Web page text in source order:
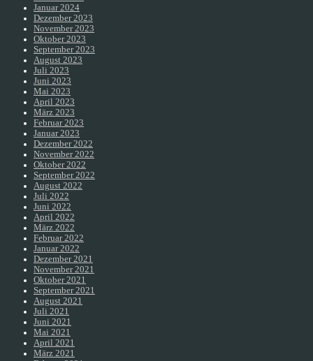
Januar 2024
Dezember 2023
November 2023
Oktober 2023
September 2023
August 2023
Juli 2023
Juni 2023
Mai 2023
April 2023
März 2023
Februar 2023
Januar 2023
Dezember 2022
November 2022
Oktober 2022
September 2022
August 2022
Juli 2022
Juni 2022
April 2022
März 2022
Februar 2022
Januar 2022
Dezember 2021
November 2021
Oktober 2021
September 2021
August 2021
Juli 2021
Juni 2021
Mai 2021
April 2021
März 2021